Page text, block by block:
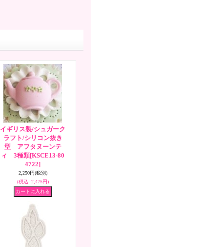
イギリス製/シュガーク
ラフト/シリコン抜き
型 アフタヌーンテ
ィ 3種類[KSCE13-80
4722]
2,250円(税別)
(税込: 2,475円)